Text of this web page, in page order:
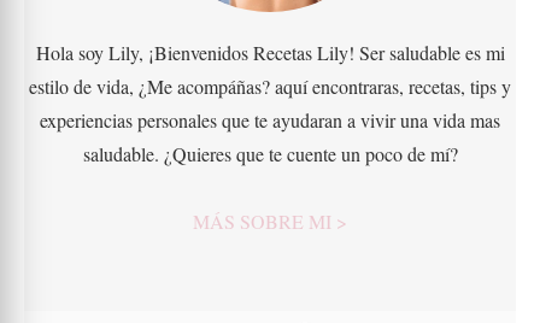
Hola soy Lily, ¡Bienvenidos Recetas Lily! Ser saludable es mi
estilo de vida, ¿Me acompáñas? aquí encontraras, recetas, tips y
experiencias personales que te ayudaran a vivir una vida mas
saludable. ¿Quieres que te cuente un poco de mí?
MÁS SOBRE MI >